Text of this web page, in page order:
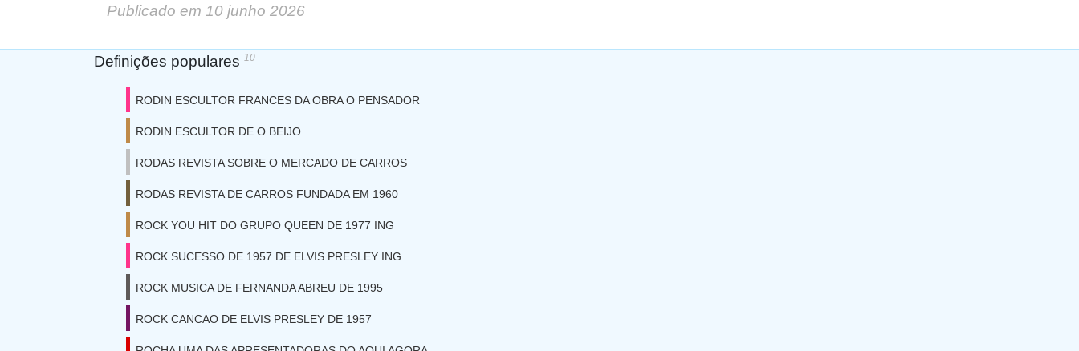
Publicado em 10 junho 2026
Definições populares 10
RODIN ESCULTOR FRANCES DA OBRA O PENSADOR
RODIN ESCULTOR DE O BEIJO
RODAS REVISTA SOBRE O MERCADO DE CARROS
RODAS REVISTA DE CARROS FUNDADA EM 1960
ROCK YOU HIT DO GRUPO QUEEN DE 1977 ING
ROCK SUCESSO DE 1957 DE ELVIS PRESLEY ING
ROCK MUSICA DE FERNANDA ABREU DE 1995
ROCK CANCAO DE ELVIS PRESLEY DE 1957